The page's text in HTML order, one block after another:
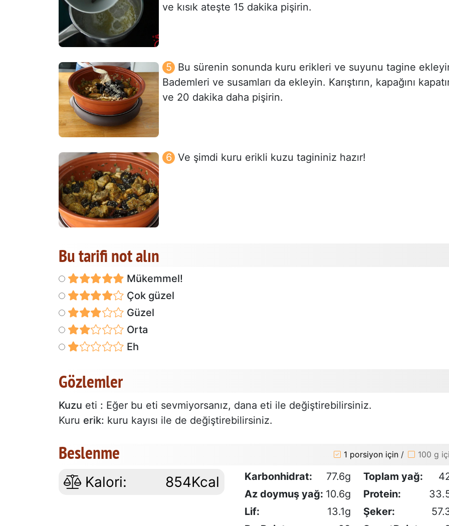
ve kısık ateşte 15 dakika pişirin.
Bu sürenin sonunda kuru erikleri ve suyunu tagine
Bademleri ve susamları da ekleyin. Karıştırın, kapağını
ve 20 dakika daha pişirin.
Ve şimdi kuru erikli kuzu tagininiz hazır!
Bu tarifi not alın
Mükemmel!
Çok güzel
Güzel
Orta
Eh
Gözlemler
Kuzu eti : Eğer bu eti sevmiyorsanız, dana eti ile değiştirebilirsiniz.
Kuru erik: kuru kayısı ile de değiştirebilirsiniz.
Beslenme 1 porsiyon için / 100 g
Kalori: 854Kcal Karbonhidrat: 77.6g Toplam yağ:
Az doymuş yağ: 10.6g Protein:
Lif:
13.1g Şeker: